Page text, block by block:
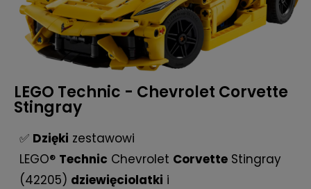
LEGO Technic - Chevrolet Corvette
Stingray
✅ Dzięki zestawowi
LEGO® Technic Chevrolet Corvette Stingray
(42205) dziewięciolatki i